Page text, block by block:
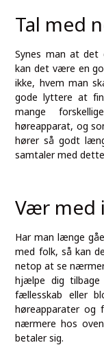
Tal med
Synes man at det
kan det være en
ikke, hvem man
gode lyttere at
mange
høreapparat, og
hører så godt
samtaler med
Vær med
Har man længe
med folk, så kan
netop at se
hjælpe dig
fællesskab eller
høreapparater
nærmere hos
betaler sig.